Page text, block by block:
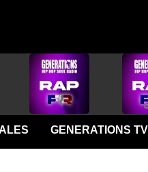
GENERATIONS TV